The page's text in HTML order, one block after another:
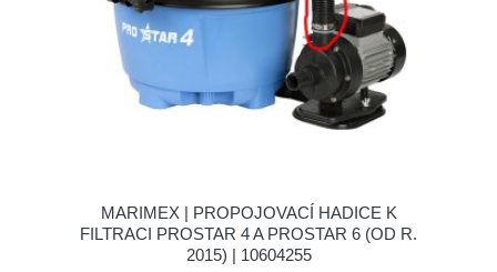
MARIMEX | PROPOJOVACÍ HADICE K
FILTRACI PROSTAR 4 A PROSTAR 6 (OD R.
2015) | 10604255